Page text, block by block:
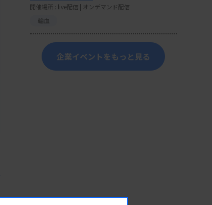
開催場所 : live配信 | オンデマンド配信
輸血
企業イベントをもっと見る